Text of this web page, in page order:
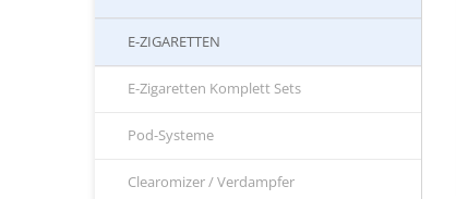
E-ZIGARETTEN
E-Zigaretten Komplett Sets
Pod-Systeme
Clearomizer / Verdampfer